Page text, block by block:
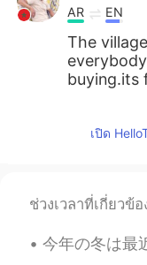
AR EN
The
buying.its
@Israa122
เปิด
ช่วงเวลาที่เกี่ยวข้อ
今年の冬は最近の歴史の中にウクライナの一番暖かい。両親による、